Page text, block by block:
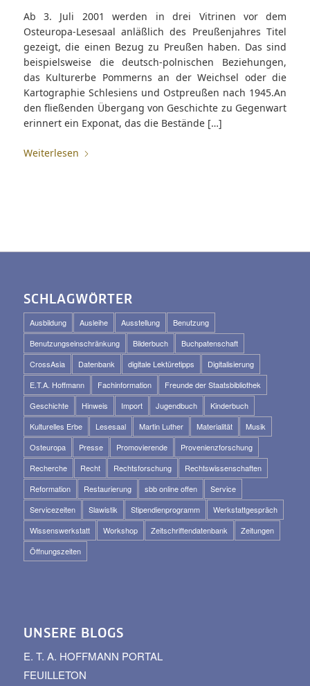
Ab 3. Juli 2001 werden in drei Vitrinen vor dem
Osteuropa-Lesesaal anläßlich des Preußenjahres Titel
gezeigt, die einen Bezug zu Preußen haben. Das sind
beispielsweise die deutsch-polnischen Beziehungen,
das Kulturerbe Pommerns an der Weichsel oder die
Kartographie Schlesiens und Ostpreußen nach 1945.An
den fließenden Übergang von Geschichte zu Gegenwart
erinnert ein Exponat, das die Bestände […]
Weiterlesen
SCHLAGWÖRTER
Ausbildung Ausleihe Ausstellung
Benutzung
Benutzungseinschränkung
Bilderbuch
Buchpatenschaft
CrossAsia
Datenbank digitale Lektüretipps
Digitalisierung
E.T.A. Hoffmann
Fachinformation
Freunde der Staatsbibliothek
Geschichte
Hinweis Import Jugendbuch
Kinderbuch
Kulturelles Erbe
Lesesaal Martin Luther Materialität
Musik
Osteuropa
Presse Promovierende
Provenienzforschung
Recherche
Recht Rechtsforschung
Rechtswissenschaften
Reformation
Restaurierung sbb online offen
Service
Servicezeiten
Slawistik Stipendienprogramm
Werkstattgespräch
Wissenswerkstatt
Workshop Zeitschriftendatenbank
Zeitungen
Öffnungszeiten
UNSERE BLOGS
E. T. A. HOFFMANN PORTAL
FEUILLETON